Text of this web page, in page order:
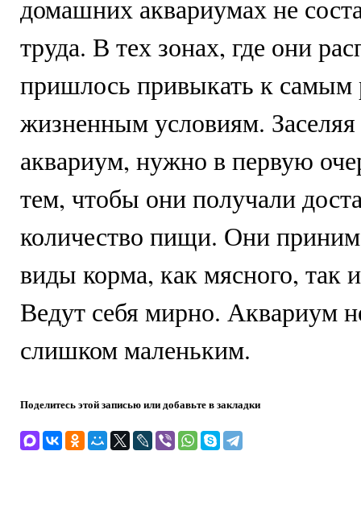
домашних аквариумах не
труда. В тех зонах, где они
пришлось привыкать к самым
жизненным условиям.
аквариум, нужно в первую
тем, чтобы они получали
количество пищи. Они
виды корма, как мясного, так
Ведут себя мирно. Аквариум
слишком маленьким.
Поделитесь этой записью или добавьте в закладки